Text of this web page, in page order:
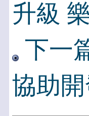
升級
下一
協助